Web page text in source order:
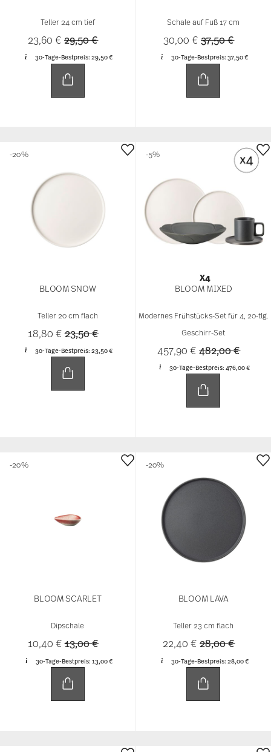
Teller 24 cm tief
23,60 €Price reduced from
29,50 €to
30-Tage-Bestpreis:29,50 €
Schale auf Fuß 17 cm
30,00 €Price reduced
37,50 €to
30-Tage-Bestpreis:37,50 €
BLOOM SNOW
Teller 20 cm flach
18,80 €Price reduced from
23,50 €to
30-Tage-Bestpreis:23,50 €
-20%
X4
BLOOM MIXED
Modernes Frühstücks-Set für 4, 20-tlg.
Geschirr-Set
457,90 €Price reduced
482,00 €to
30-Tage-Bestpreis:476,00 €
-5%
BLOOM SCARLET
Dipschale
10,40 €Price reduced from
13,00 €to
30-Tage-Bestpreis: 13,00 €
-20%
BLOOM LAVA
Teller 23 cm flach
22,40 €Price reduced
28,00 €to
30-Tage-Bestpreis: 28,00 €
-20%